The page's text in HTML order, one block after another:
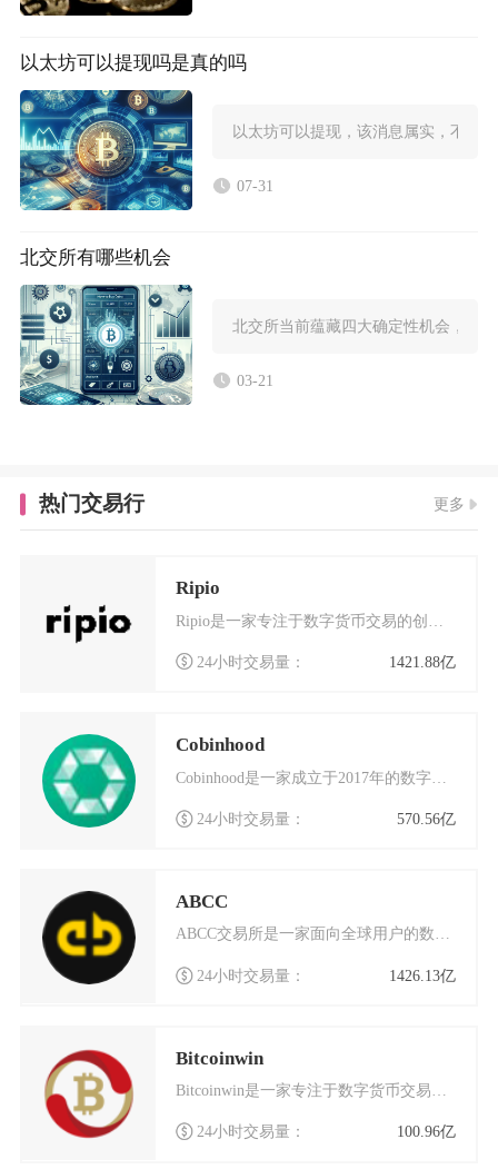
以太坊可以提现吗是真的吗
以太坊可以提现，该消息属实，不管
07-31
北交所有哪些机会
北交所当前蕴藏四大确定性机会，分
03-21
热门交易行 更多
Ripio
24小时交易量： 1421.88亿
Cobinhood
Cobinhood是一家成立于2017年的数字货币交易平台，以其独特的零手续费模式在行业内
24小时交易量： 570.56亿
ABCC
ABCC交易所是一家面向全球用户的数字货币交易平台，成立于2018年4月，总部位于新加坡。
24小时交易量： 1426.13亿
Bitcoinwin
Bitcoinwin是一家专注于数字货币交易的国际化交易平台，总部位于加拿大多伦多，同时在
24小时交易量： 100.96亿